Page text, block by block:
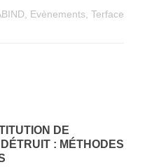
Evènements Terface
DE
: MÉTHODES